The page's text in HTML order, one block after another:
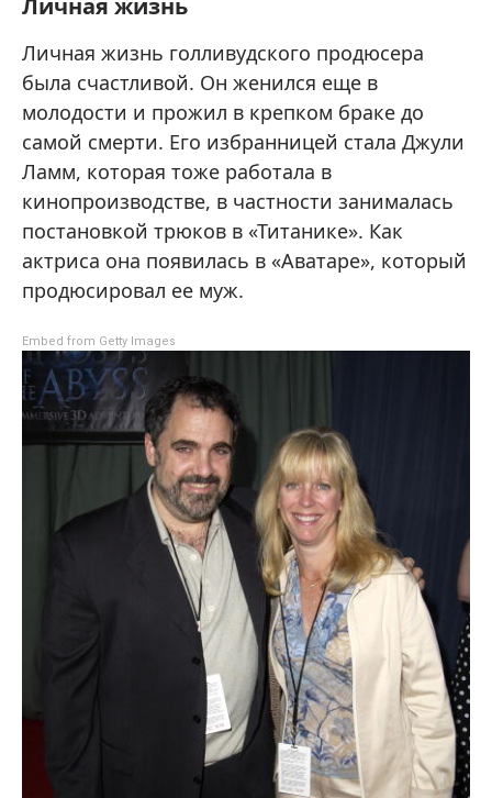
Личная жизнь голливудского продюсера
была счастливой. Он женился еще в
молодости и прожил в крепком браке до
самой смерти. Его избранницей стала Джули
Ламм, которая тоже работала в
кинопроизводстве, в частности занималась
постановкой трюков в «Титанике». Как
актриса она появилась в «Аватаре», который
продюсировал ее муж.
Embed from Getty Images